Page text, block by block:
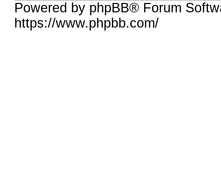
Powered by phpBB® Forum
https://www.phpbb.com/